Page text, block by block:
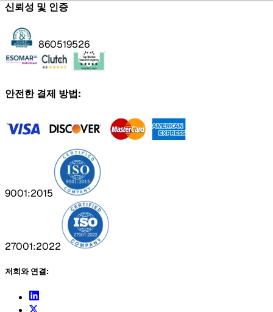
신뢰성 및 인증
860519526
안전한 결제 방법:
9001:2015
27001:2022
저희와 연결: